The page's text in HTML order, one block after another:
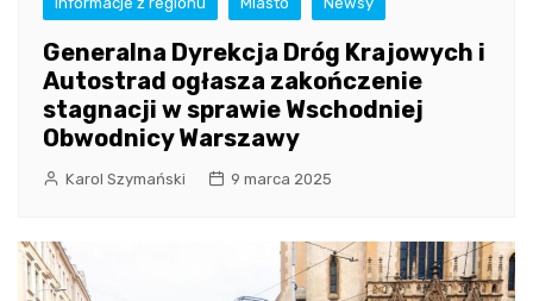
Generalna Dyrekcja Dróg Krajowych i
Autostrad ogłasza zakończenie
stagnacji w sprawie Wschodniej
Obwodnicy Warszawy
Karol Szymański 9 marca 2025